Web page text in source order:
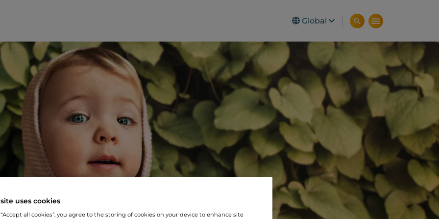
Global
uses cookies
all cookies”, you agree to the storing of cookies on your device to enhance site